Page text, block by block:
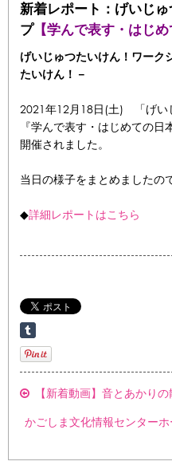
新着レポート：げいじ
プ【学んで表す・はじめ
げいじゅつたいけん！ワー
たいけん！－
2021年12月18日(土) 「げい
『学んで表す・はじめての
開催されました。
当日の様子をまとめましたの
◆詳細レポートはこちら
【新着動画】音とあかり
かごしま文化情報センター